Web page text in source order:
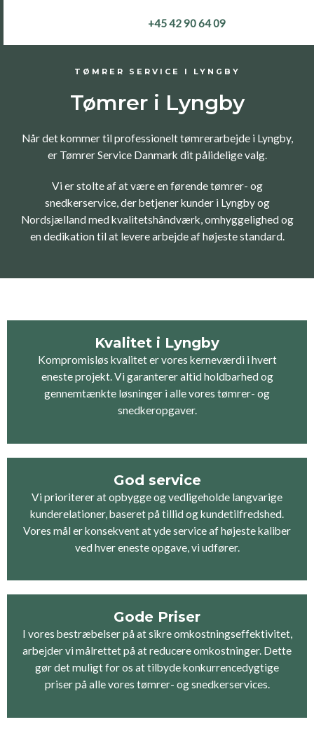
+45 42 90 64 09
TØMRER SERVICE I LYNGBY
Tømrer i Lyngby
Når det kommer til professionelt tømrerarbejde i Lyngby,
er Tømrer Service Danmark dit pålidelige valg.
Vi er stolte af at være en førende tømrer- og
snedkerservice, der betjener kunder i Lyngby og
Nordsjælland med kvalitetshåndværk, omhyggelighed og
en dedikation til at levere arbejde af højeste standard.
Kvalitet i Lyngby
Kompromisløs kvalitet er vores kerneværdi i hvert
eneste projekt. Vi garanterer altid holdbarhed og
gennemtænkte løsninger i alle vores tømrer- og
snedkeropgaver.
God service
Vi prioriterer at opbygge og vedligeholde langvarige
kunderelationer, baseret på tillid og kundetilfredshed.
Vores mål er konsekvent at yde service af højeste kaliber
ved hver eneste opgave, vi udfører.
Gode Priser
I vores bestræbelser på at sikre omkostningseffektivitet,
arbejder vi målrettet på at reducere omkostninger. Dette
gør det muligt for os at tilbyde konkurrencedygtige
priser på alle vores tømrer- og snedkerservices.